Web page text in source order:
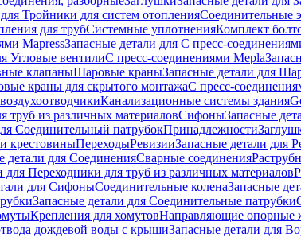
Тройники для систем отопленияСоединительные
для трубСистемные уплотненияКомплект
MapressЗапасные детали для С пресс-
Угловые вентилиС пресс-соединениями Mepla
клапаныШаровые краныЗапасные детали для
краны для скрытого монтажаС пресс-
Канализационные системы здания
труб из различных материаловСифоныЗапасные
Соединительный патрубокПринадлежности
крестовиныПереходыРевизииЗапасные детали для
детали для СоединенияСварные соединения
для Переходники для труб из различных материалов
для СифоныСоединительные коленаЗапасные
Запасные детали для Соединительные патрубки
Крепления для хомутовНаправляющие опорные
дождевой воды с крышиЗапасные детали для